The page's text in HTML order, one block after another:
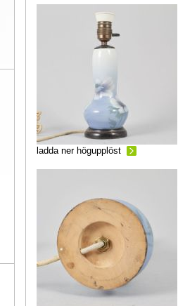
ladda ner högupplöst